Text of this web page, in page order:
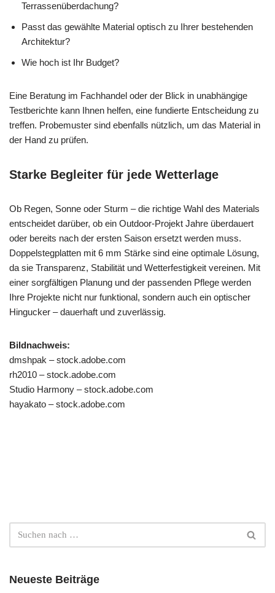
Terrassenüberdachung?
Passt das gewählte Material optisch zu Ihrer bestehenden
Architektur?
Wie hoch ist Ihr Budget?
Eine Beratung im Fachhandel oder der Blick in unabhängige
Testberichte kann Ihnen helfen, eine fundierte Entscheidung zu
treffen. Probemuster sind ebenfalls nützlich, um das Material in
der Hand zu prüfen.
Starke Begleiter für jede Wetterlage
Ob Regen, Sonne oder Sturm – die richtige Wahl des Materials
entscheidet darüber, ob ein Outdoor-Projekt Jahre überdauert
oder bereits nach der ersten Saison ersetzt werden muss.
Doppelstegplatten mit 6 mm Stärke sind eine optimale Lösung,
da sie Transparenz, Stabilität und Wetterfestigkeit vereinen. Mit
einer sorgfältigen Planung und der passenden Pflege werden
Ihre Projekte nicht nur funktional, sondern auch ein optischer
Hingucker – dauerhaft und zuverlässig.
Bildnachweis:
dmshpak – stock.adobe.com
rh2010 – stock.adobe.com
Studio Harmony – stock.adobe.com
hayakato – stock.adobe.com
Neueste Beiträge